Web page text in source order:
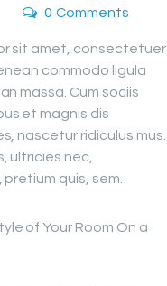
0 Comments
sit amet, consectetuer
commodo ligula
massa. Cum sociis
et magnis dis
nascetur ridiculus mus.
ultricies nec,
quis, sem.